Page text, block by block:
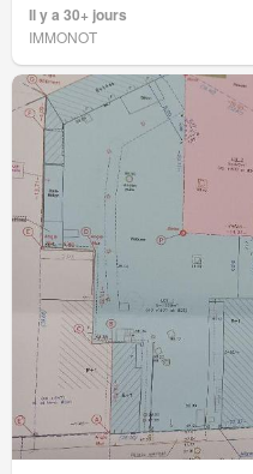
Il y a 30+ jours
IMMONOT